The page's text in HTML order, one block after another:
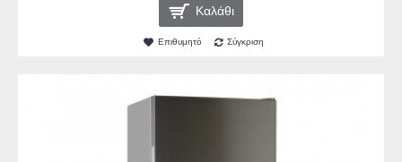
Καλάθι
Επιθυμητό Σύγκριση